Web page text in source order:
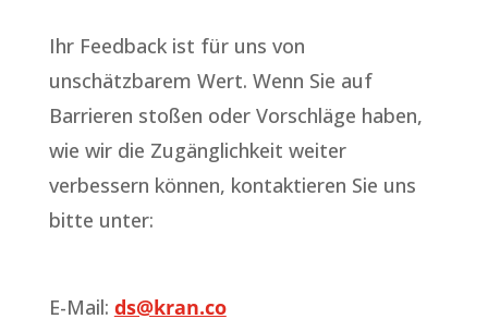
Ihr Feedback ist für uns von
unschätzbarem Wert. Wenn Sie auf
Barrieren stoßen oder Vorschläge haben,
wie wir die Zugänglichkeit weiter
verbessern können, kontaktieren Sie uns
bitte unter:
E-Mail: ds@kran.co